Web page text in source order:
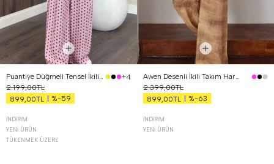
Puantiye Düğmeli Tensel İkili Takım Pembe
+4
2.199,00TL
899,00TL
%-59
İNDIRIM
YENI ÜRÜN
TÜKENMEK ÜZERE
Awen Desenli İkili Takım Hardal
2.399,00TL
899,00TL
%-63
İNDIRIM
YENI ÜRÜN